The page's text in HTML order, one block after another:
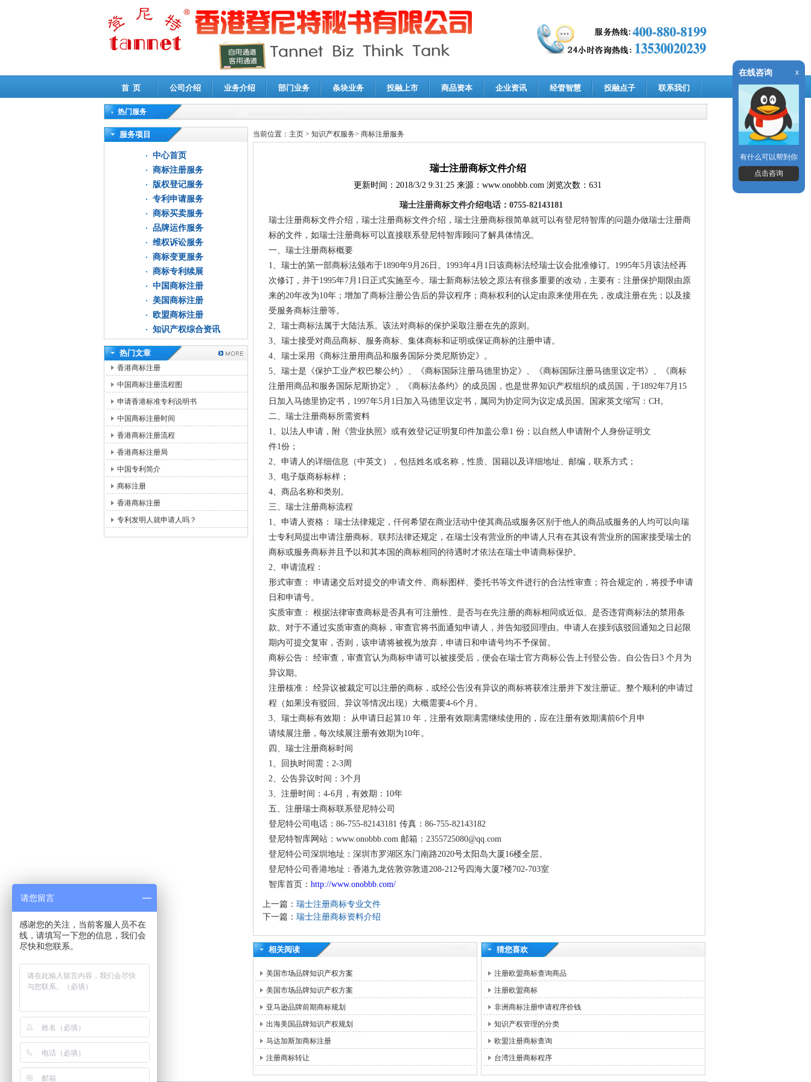
首 页 公司介绍 业务介绍 部门业务 条块业务 投融上市 商品资本 企业资讯 经管智慧 投融点子 联系我们
热门服务
高新技术企业认定审计|企业所得税汇算清缴申报鉴证
服务项目
中心首页
商标注册服务
版权登记服务
专利申请服务
商标买卖服务
品牌运作服务
维权诉讼服务
商标变更服务
商标专利续展
中国商标注册
美国商标注册
欧盟商标注册
知识产权综合资讯
热门文章
香港商标注册
中国商标注册流程图
申请香港标准专利说明书
中国商标注册时间
香港商标注册流程
香港商标注册局
中国专利简介
商标注册
香港商标注册
专利发明人就申请人吗？
当前位置： 主页 > 知识产权服务> 商标注册服务
瑞士注册商标文件介绍
更新时间： 2018/3/2 9:31:25 来源： www.onobbb.com 浏览次数：631
瑞士注册商标文件介绍电话：0755-82143181
瑞士注册商标文件介绍，瑞士注册商标文件介绍，瑞士注册商标很简单就可以有登尼特智库的问题办做瑞士注册商
标的文件，如瑞士注册商标可以直接联系登尼特智库顾问了解具体情况。
一、瑞士注册商标概要
1、瑞士的第一部商标法颁布于1890年9月26日。1993年4月1日该商标法经瑞士议会批准修订。1995年5月该法经再
次修订，并于1995年7月1日正式实施至今。瑞士新商标法较之原法有很多重要的改动，主要有：注册保护期限由原
来的20年改为10年；增加了商标注册公告后的异议程序；商标权利的认定由原来使用在先，改成注册在先；以及接
受服务商标注册等。
2、瑞士商标法属于大陆法系。该法对商标的保护采取注册在先的原则。
3、瑞士接受对商品商标、服务商标、集体商标和证明或保证商标的注册申请。
4、瑞士采用《商标注册用商品和服务国际分类尼斯协定》。
5、瑞士是《保护工业产权巴黎公约》、《商标国际注册马德里协定》、《商标国际注册马德里议定书》、《商标
注册用商品和服务国际尼斯协定》、《商标法条约》的成员国，也是世界知识产权组织的成员国，于1892年7月15
日加入马德里协定书，1997年5月1日加入马德里议定书，属同为协定同为议定成员国。国家英文缩写：CH。
二、瑞士注册商标所需资料
1、以法人申请，附《营业执照》或有效登记证明复印件加盖公章1 份；以自然人申请附个人身份证明文
件1份；
2、申请人的详细信息（中英文），包括姓名或名称，性质、国籍以及详细地址、邮编，联系方式；
3、电子版商标标样；
4、商品名称和类别。
三、瑞士注册商标流程
1、申请人资格： 瑞士法律规定，仟何希望在商业活动中使其商品或服务区别于他人的商品或服务的人均可以向瑞
士专利局提出申请注册商标。联邦法律还规定，在瑞士没有营业所的申请人只有在其设有营业所的国家接受瑞士的
商标或服务商标并且予以和其本国的商标相同的待遇时才依法在瑞士申请商标保护。
2、申请流程：
形式审查： 申请递交后对提交的申请文件、商标图样、委托书等文件进行的合法性审查；符合规定的，将授予申请
日和申请号。
实质审查： 根据法律审查商标是否具有可注册性、是否与在先注册的商标相同或近似、是否违背商标法的禁用条
款。对于不通过实质审查的商标，审查官将书面通知申请人，并告知驳回理由。申请人在接到该驳回通知之日起限
期内可提交复审，否则，该申请将被视为放弃，申请日和申请号均不予保留。
商标公告： 经审查，审查官认为商标申请可以被接受后，便会在瑞士官方商标公告上刊登公告。自公告日3 个月为
异议期。
注册核准： 经异议被裁定可以注册的商标，或经公告没有异议的商标将获准注册并下发注册证。整个顺利的申请过
程（如果没有驳回、异议等情况出现）大概需要4-6个月。
3、瑞士商标有效期： 从申请日起算10 年，注册有效期满需继续使用的，应在注册有效期满前6个月申
请续展注册，每次续展注册有效期为10年。
四、瑞士注册商标时间
1、回执时间需：2-3周
2、公告异议时间：3个月
3、注册时间：4-6月，有效期：10年
五、注册瑞士商标联系登尼特公司
登尼特公司电话：86-755-82143181 传真：86-755-82143182
登尼特智库网站：www.onobbb.com 邮箱：2355725080@qq.com
登尼特公司深圳地址：深圳市罗湖区东门南路2020号太阳岛大厦16楼全层。
登尼特公司香港地址：香港九龙佐敦弥敦道208-212号四海大厦7楼702-703室
智库首页： http://www.onobbb.com/
上一篇： 瑞士注册商标专业文件
下一篇： 瑞士注册商标资料介绍
相关阅读
美国市场品牌知识产权方案
美国市场品牌知识产权方案
亚马逊品牌前期商标规划
出海美国品牌知识产权规划
马达加斯加商标注册
注册商标转让
猜您喜欢
注册欧盟商标查询商品
注册欧盟商标
非洲商标注册申请程序价钱
知识产权管理的分类
欧盟注册商标查询
台湾注册商标程序
在线咨询 x
有什么可以帮到你
点击咨询
请您留言
感谢您的关注，当前客服人员不在
线，请填写一下您的信息，我们会
尽快和您联系。